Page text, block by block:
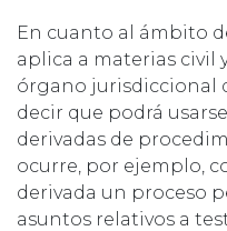
En cuanto al ámbito
aplica a materias civil
órgano jurisdiccional
decir que podrá
derivadas de
ocurre, por ejemplo,
derivada un proceso
asuntos relativos a